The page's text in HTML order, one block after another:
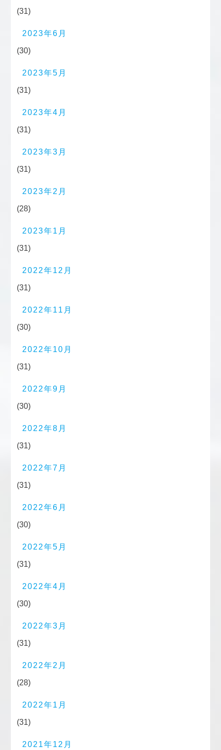
(31)
2023年6月
(30)
2023年5月
(31)
2023年4月
(31)
2023年3月
(31)
2023年2月
(28)
2023年1月
(31)
2022年12月
(31)
2022年11月
(30)
2022年10月
(31)
2022年9月
(30)
2022年8月
(31)
2022年7月
(31)
2022年6月
(30)
2022年5月
(31)
2022年4月
(30)
2022年3月
(31)
2022年2月
(28)
2022年1月
(31)
2021年12月